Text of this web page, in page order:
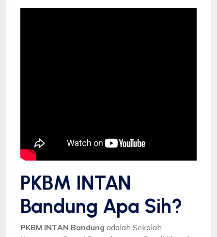
PKBM INTAN
Bandung Apa Sih?
PKBM INTAN Bandung adalah Sekolah